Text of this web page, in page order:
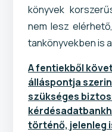
könyvek
nem lesz
tankönyvekben is
A fentiekből
álláspontja
szükséges
történő, jelenleg